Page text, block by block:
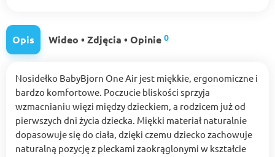
Opis Wideo • Zdjęcia • Opinie 0
Nosidełko BabyBjorn One Air jest miękkie, ergonomiczne i
bardzo komfortowe. Poczucie bliskości sprzyja
wzmacnianiu więzi między dzieckiem, a rodzicem już od
pierwszych dni życia dziecka. Miękki materiał naturalnie
dopasowuje się do ciała, dzięki czemu dziecko zachowuje
naturalną pozycję z pleckami zaokrąglonymi w kształcie